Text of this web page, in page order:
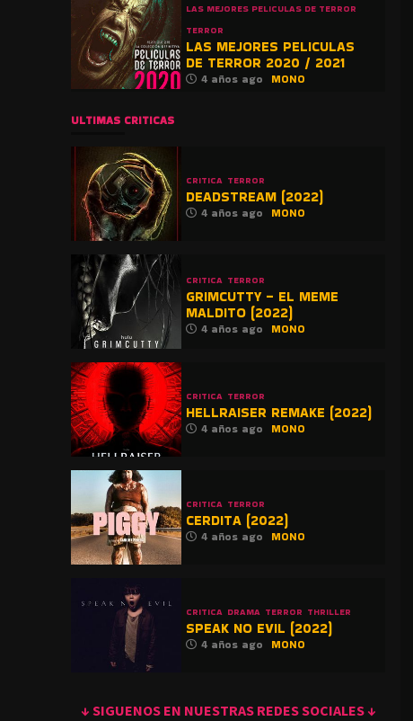
LAS MEJORES PELICULAS DE TERROR
TERROR
LAS MEJORES PELICULAS
DE TERROR 2020 / 2021
4 años ago MONO
ULTIMAS CRITICAS
CRITICA TERROR
DEADSTREAM (2022)
4 años ago MONO
CRITICA TERROR
GRIMCUTTY – EL MEME
MALDITO (2022)
4 años ago MONO
CRITICA TERROR
HELLRAISER REMAKE (2022)
4 años ago MONO
CRITICA TERROR
CERDITA (2022)
4 años ago MONO
CRITICA DRAMA TERROR THRILLER
SPEAK NO EVIL (2022)
4 años ago MONO
↓ SIGUENOS EN NUESTRAS REDES SOCIALES ↓